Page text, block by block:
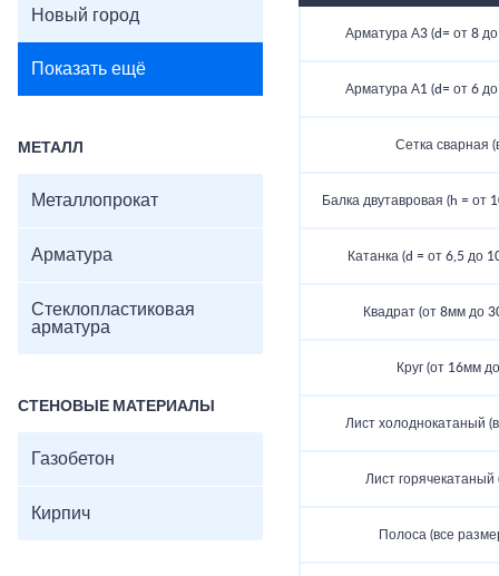
Новый город
Показать ещё
МЕТАЛЛ
Металлопрокат
Арматура
Стеклопластиковая
арматура
СТЕНОВЫЕ МАТЕРИАЛЫ
Газобетон
Кирпич
Арматура А3 (d= от 8
Арматура А1 (d= от 6
Сетка сварная
Балка двутавровая (h = от
Катанка (d = от 6,5 до
Квадрат (от 8мм до
Круг (от 16мм
Лист холоднокатаный
Лист
Полоса (все